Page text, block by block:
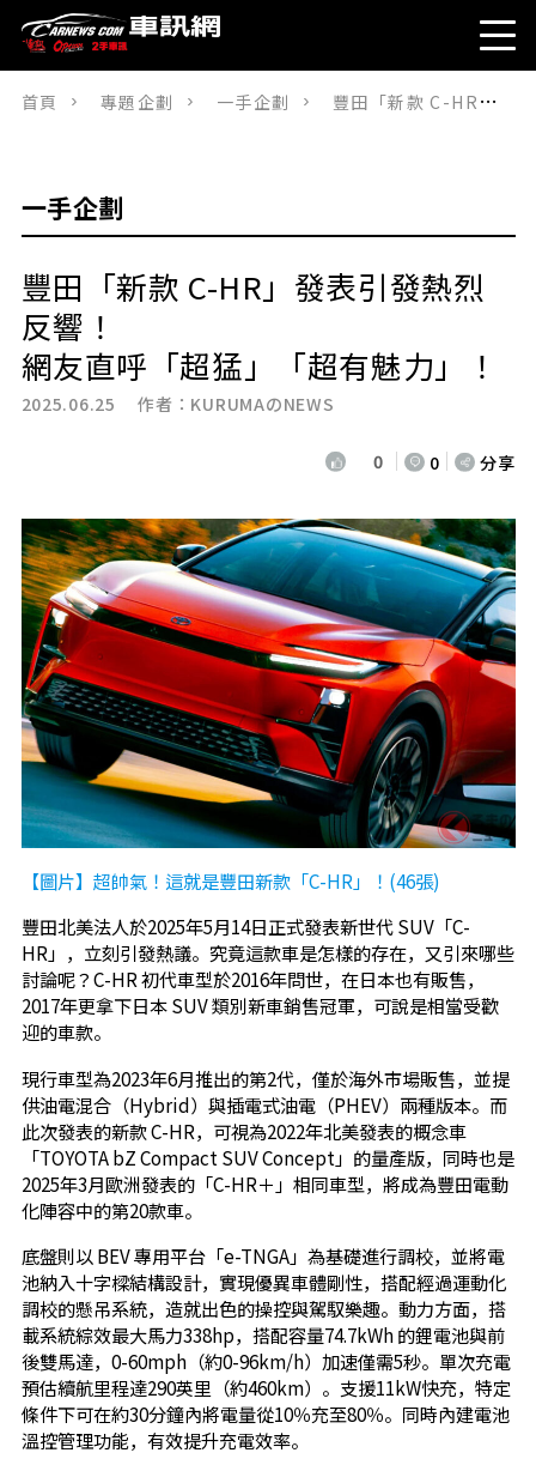
首頁 專題企劃 一手企劃 豐田「新款 C-HR」發表引發熱烈反響！網友直呼「超猛」「超有魅力」！
一手企劃
豐田「新款 C-HR」發表引發熱烈
反響！
網友直呼「超猛」「超有魅力」！
2025.06.25 作者： KURUMAのNEWS
0 0 分享
【圖片】超帥氣！這就是豐田新款「C-HR」！(46張)
豐田北美法人於2025年5月14日正式發表新世代 SUV「C-
HR」，立刻引發熱議。究竟這款車是怎樣的存在，又引來哪些
討論呢？C-HR 初代車型於2016年問世，在日本也有販售，
2017年更拿下日本 SUV 類別新車銷售冠軍，可說是相當受歡
迎的車款。
現行車型為2023年6月推出的第2代，僅於海外市場販售，並提
供油電混合（Hybrid）與插電式油電（PHEV）兩種版本。而
此次發表的新款 C-HR，可視為2022年北美發表的概念車
「TOYOTA bZ Compact SUV Concept」的量產版，同時也是
2025年3月歐洲發表的「C-HR＋」相同車型，將成為豐田電動
化陣容中的第20款車。
底盤則以 BEV 專用平台「e-TNGA」為基礎進行調校，並將電
池納入十字樑結構設計，實現優異車體剛性，搭配經過運動化
調校的懸吊系統，造就出色的操控與駕馭樂趣。動力方面，搭
載系統綜效最大馬力338hp，搭配容量74.7kWh 的鋰電池與前
後雙馬達，0-60mph（約0-96km/h）加速僅需5秒。單次充電
預估續航里程達290英里（約460km）。支援11kW快充，特定
條件下可在約30分鐘內將電量從10％充至80％。同時內建電池
溫控管理功能，有效提升充電效率。